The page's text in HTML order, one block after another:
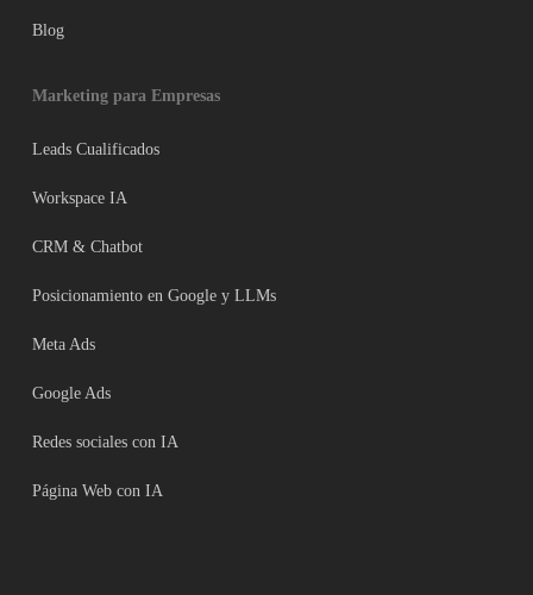
Blog
Marketing para Empresas
Leads Cualificados
Workspace IA
CRM & Chatbot
Posicionamiento en Google y LLMs
Meta Ads
Google Ads
Redes sociales con IA
Página Web con IA